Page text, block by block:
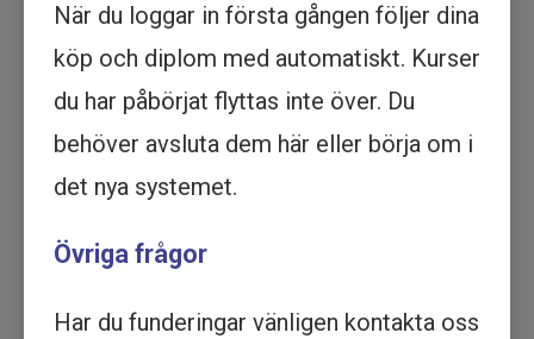
Köp - 1 995 kr
Prova ett delmoment
Bli inte hackad - Skydd mot
Utbildning online
MINUTER
När du loggar in första gången följer dina
köp och diplom med automatiskt. Kurser
du har påbörjat flyttas inte över. Du
behöver avsluta dem här eller börja om i
det nya systemet.
Övriga frågor
Har du funderingar vänligen kontakta oss